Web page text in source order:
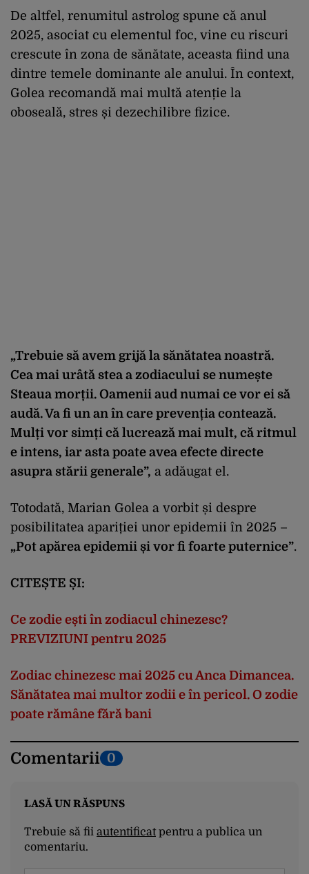
De altfel, renumitul astrolog spune că anul
2025, asociat cu elementul foc, vine cu riscuri
crescute în zona de sănătate, aceasta fiind una
dintre temele dominante ale anului. În context,
Golea recomandă mai multă atenție la
oboseală, stres și dezechilibre fizice.
„Trebuie să avem grijă la sănătatea noastră.
Cea mai urâtă stea a zodiacului se numește
Steaua morții. Oamenii aud numai ce vor ei să
audă. Va fi un an în care prevenția contează.
Mulți vor simți că lucrează mai mult, că ritmul
e intens, iar asta poate avea efecte directe
asupra stării generale”, a adăugat el.
Totodată, Marian Golea a vorbit și despre
posibilitatea apariției unor epidemii în 2025 –
„Pot apărea epidemii și vor fi foarte puternice”.
CITEȘTE ȘI:
Ce zodie ești în zodiacul chinezesc?
PREVIZIUNI pentru 2025
Zodiac chinezesc mai 2025 cu Anca Dimancea.
Sănătatea mai multor zodii e în pericol. O zodie
poate rămâne fără bani
Comentarii 0
LASĂ UN RĂSPUNS
Trebuie să fii autentificatpentru a publica un
comentariu.